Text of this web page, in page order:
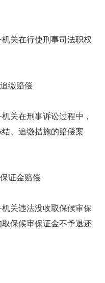
关在行使刑事司法职权
缴赔偿
关在刑事诉讼过程中，
、追缴措施的赔偿案
证金赔偿
关违法没收取保候审保
保候审保证金不予退还